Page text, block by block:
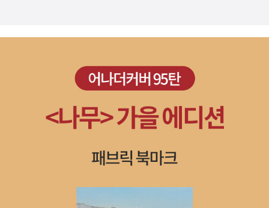
려하여 50권 세트와는 별도로 [신나는 교과연계 체험학습 박물관]
비! 각 권마다 체험학습 현장에 가기 전에 준비해야 할 사항을 실었다.
현장 정보, 현장에서 주의할 점, 교통편, 약도 등을 상세히 실어서 체
와주는 ‘사후활동 보고서’ 예시! 체험학습을 다녀온 뒤 가장 큰 고민은
체험학습] 시리즈에는 각 권마다 사후활동 보고서가 실려 있다. 역사
신문, 역사 유물 만들기, 역사 유물 소개하기, 가상 인터뷰, 생태 보고
서 등 사후활동 보고서를 다양한 형식으로 실어 놓았다. 각 권마다 체
험학습 장소의 특징을 살린 보고서는 현장에서 본 내용을 되새겨 보